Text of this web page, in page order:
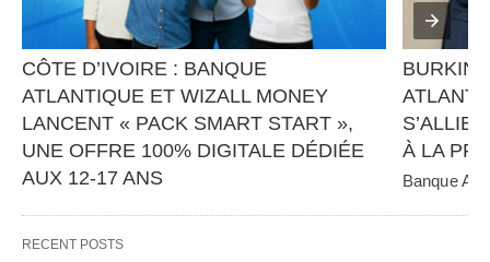
CÔTE D’IVOIRE : BANQUE
ATLANTIQUE ET WIZALL MONEY
LANCENT « PACK SMART START »,
UNE OFFRE 100% DIGITALE DÉDIÉE
AUX 12-17 ANS
d’inclusion financière avec…
À LA
Banque
RECENT POSTS